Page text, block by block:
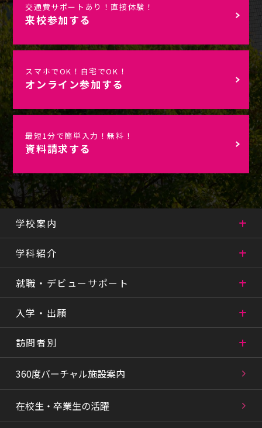
交通費サポートあり！直接体験！
来校参加する
スマホでOK！自宅でOK！
オンライン参加する
最短1分で簡単入力！無料！
資料請求する
学校案内
学科紹介
就職・デビューサポート
入学・出願
訪問者別
360度バーチャル施設案内
在校生・卒業生の活躍